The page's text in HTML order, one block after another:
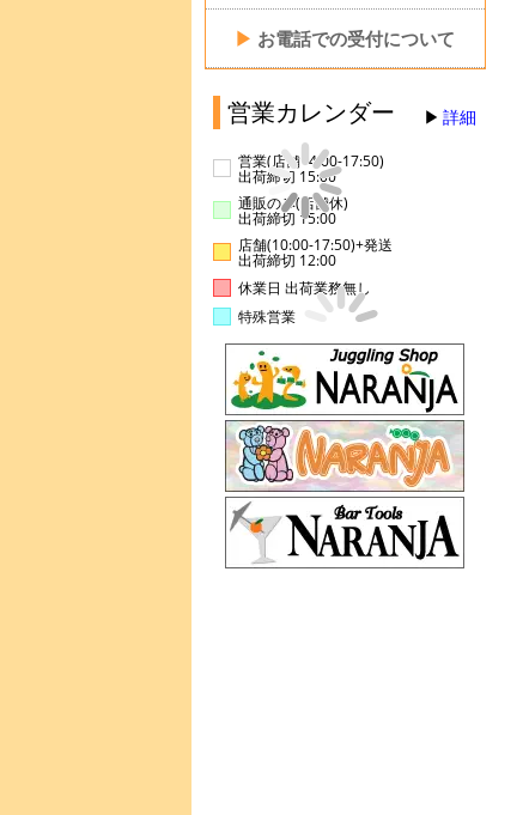
▶ お電話での受付について
営業カレンダー 詳細
営業(店舗14:00-17:50)
出荷締切 15:00
通販のみ(店舗休)
出荷締切 15:00
店舗(10:00-17:50)+発送
出荷締切 12:00
休業日 出荷業務無し
特殊営業